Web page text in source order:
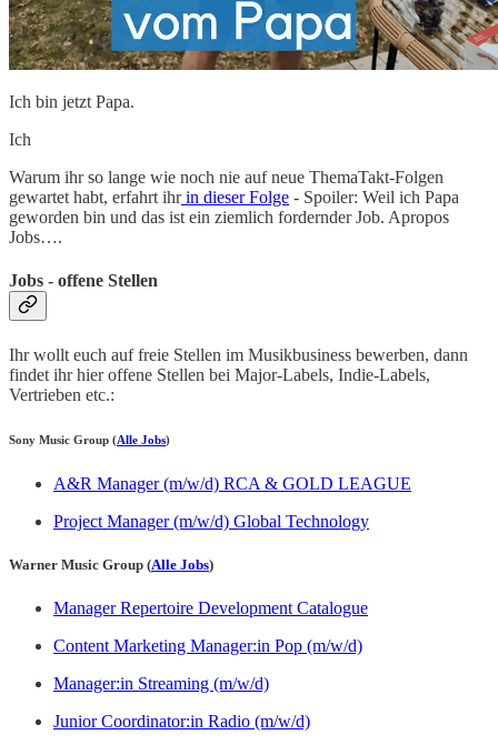
Ich bin jetzt Papa.
Ich
Warum ihr so lange wie noch nie auf neue ThemaTakt-Folgen
gewartet habt, erfahrt ihrin dieser Folge - Spoiler: Weil ich Papa
geworden bin und das ist ein ziemlich fordernder Job. Apropos
Jobs….
Jobs - offene Stellen
Ihr wollt euch auf freie Stellen im Musikbusiness bewerben, dann
findet ihr hier offene Stellen bei Major-Labels, Indie-Labels,
Vertrieben etc.:
Sony Music Group (Alle Jobs)
A&R Manager (m/w/d) RCA & GOLD LEAGUE
Project Manager (m/w/d) Global Technology
Warner Music Group (Alle Jobs)
Manager Repertoire Development Catalogue
Content Marketing Manager:in Pop (m/w/d)
Manager:in Streaming (m/w/d)
Junior Coordinator:in Radio (m/w/d)